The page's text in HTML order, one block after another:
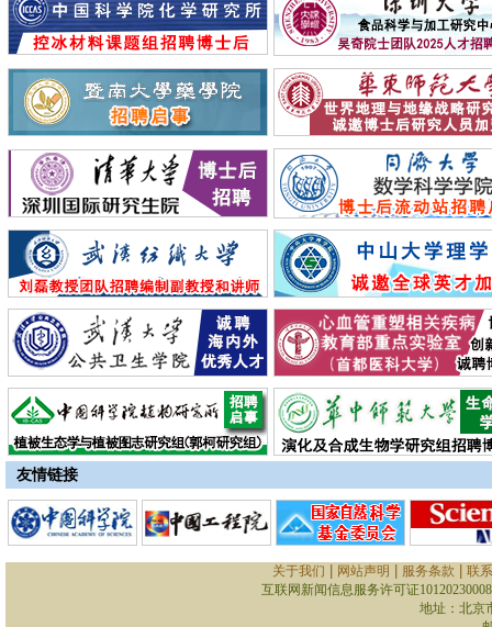
友情链接
关于我们 网站声明 服务条款
联
互联网新闻信息服务许可证10120230008
地址：北京